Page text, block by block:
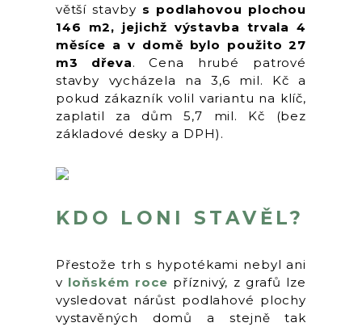
větší stavby s podlahovou plochou
146 m2, jejichž výstavba trvala 4
měsíce a v domě bylo použito 27
m3 dřeva. Cena hrubé patrové
stavby vycházela na 3,6 mil. Kč a
pokud zákazník volil variantu na klíč,
zaplatil za dům 5,7 mil. Kč (bez
základové desky a DPH).
KDO LONI STAVĚL?
Přestože trh s hypotékami nebyl ani
v loňském roce příznivý, z grafů lze
vysledovat nárůst podlahové plochy
vystavěných domů a stejně tak